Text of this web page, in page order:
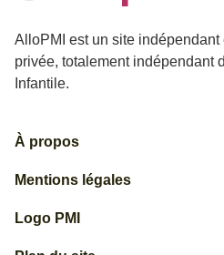
AlloPMI est un site
privée, totalement indépendant
Infantile.
À propos
Mentions légales
Logo PMI